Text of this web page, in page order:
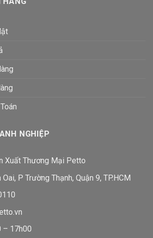
NGHIỆP
Xuất Thương Mại Petto
Oai, P Trường Thạnh, Quận 9, TP.HCM
– 17h00